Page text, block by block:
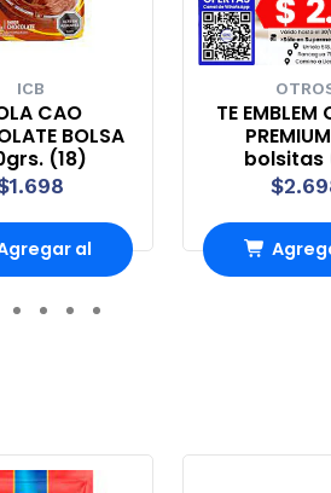
ICB
CAO
BOLSA
(18)
al
Carro
TE EMBLEM
bolsitas